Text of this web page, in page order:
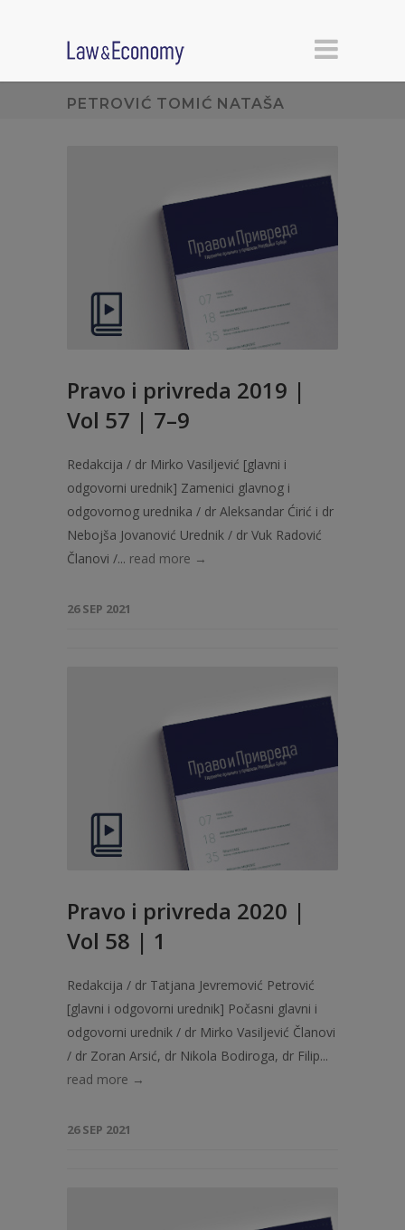
PETROVIĆ TOMIĆ NATAŠA
Pravo i privreda 2019 |
Vol 57 | 7–9
Redakcija / dr Mirko Vasiljević [glavni i
odgovorni urednik] Zamenici glavnog i
odgovornog urednika / dr Aleksandar Ćirić i dr
Nebojša Jovanović Urednik / dr Vuk Radović
Članovi /... read more →
26 SEP 2021
Pravo i privreda 2020 |
Vol 58 | 1
Redakcija / dr Tatjana Jevremović Petrović
[glavni i odgovorni urednik] Počasni glavni i
odgovorni urednik / dr Mirko Vasiljević Članovi
/ dr Zoran Arsić, dr Nikola Bodiroga, dr Filip...
read more →
26 SEP 2021